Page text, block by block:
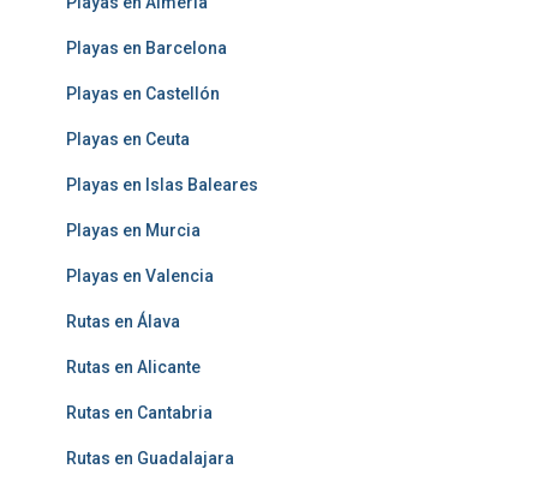
Playas en Barcelona
Playas en Castellón
Playas en Ceuta
Playas en Islas Baleares
Playas en Murcia
Playas en Valencia
Rutas en Álava
Rutas en Alicante
Rutas en Cantabria
Rutas en Guadalajara